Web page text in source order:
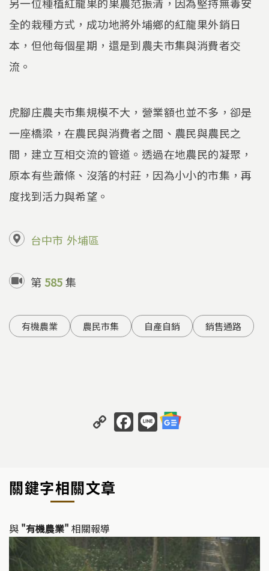
另一位種植紅龍果的果農范振清，因為堅持無毒安
全的栽種方式，成功地將外埔鄉的紅龍果外銷日
本，但他每個星期，還是到農夫市集與消費者交
流。
虎腳庄農夫市集規模不大，營業額也並不多，卻是
一座橋梁，在農民與消費者之間、農民與農民之
間，建立互相交流的管道。透過在地農民的凝聚，
原本有些蕭條、沒落的村莊，因為小小的市集，再
度找到活力與希望。
台中市 外埔區
第 585集
有機農業 農民市集 自產自銷 銷售通路
C
o
y
Li
k
F
a
o
k
Li
n
關鍵字相關文章
與 "有機農業" 相關報導